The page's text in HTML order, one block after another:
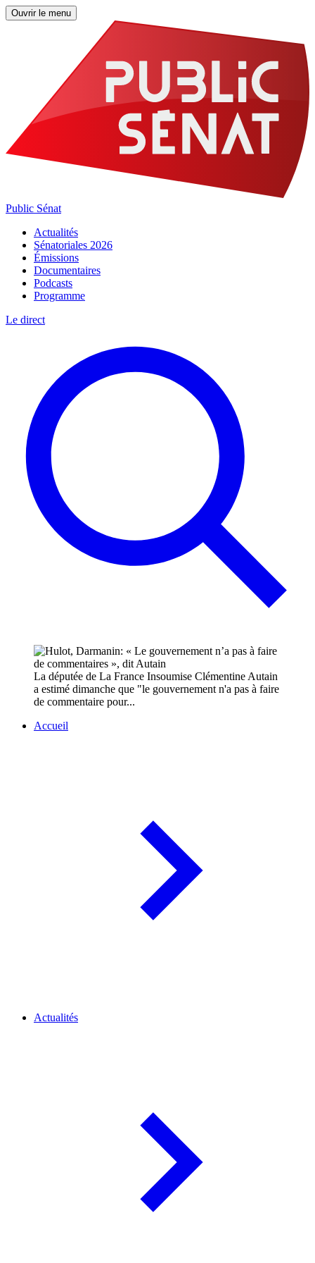
Ouvrir le menu
Public Sénat
Actualités
Sénatoriales 2026
Émissions
Documentaires
Podcasts
Programme
Le direct
La députée de La France Insoumise Clémentine Autain
a estimé dimanche que "le gouvernement n'a pas à faire
de commentaire pour...
Accueil
Actualités